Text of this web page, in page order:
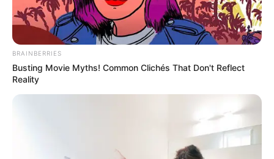
BRAINBERRIES
Busting Movie Myths! Common Clichés That Don't Reflect
Reality